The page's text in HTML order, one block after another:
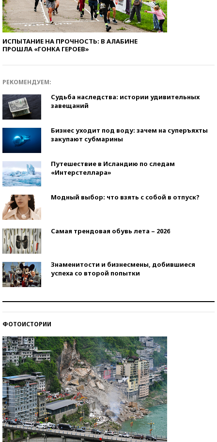
ИСПЫТАНИЕ НА ПРОЧНОСТЬ: В АЛАБИНЕ
ПРОШЛА «ГОНКА ГЕРОЕВ»
РЕКОМЕНДУЕМ:
Судьба наследства: истории удивительных
завещаний
Бизнес уходит под воду: зачем на суперъяхты
закупают субмарины
Путешествие в Исландию по следам
«Интерстеллара»
Модный выбор: что взять с собой в отпуск?
Самая трендовая обувь лета – 2026
Знаменитости и бизнесмены, добившиеся
успеха со второй попытки
ФОТОИСТОРИИ